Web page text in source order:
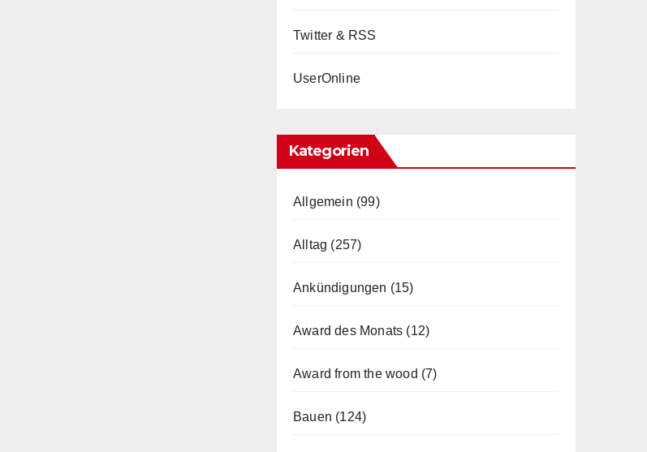
Twitter & RSS
UserOnline
Kategorien
Allgemein (99)
Alltag (257)
Ankündigungen (15)
Award des Monats (12)
Award from the wood (7)
Bauen (124)